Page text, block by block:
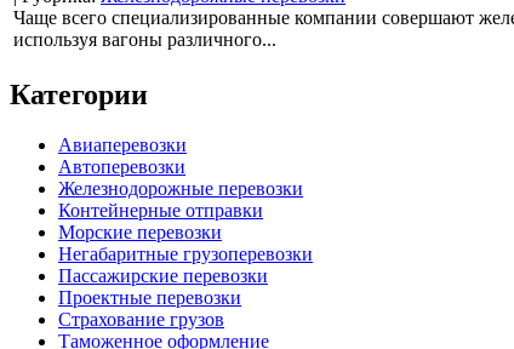
Чаще всего специализированные компании совершают
используя вагоны различного...
Категории
Авиаперевозки
Автоперевозки
Железнодорожные перевозки
Контейнерные отправки
Морские перевозки
Негабаритные грузоперевозки
Пассажирские перевозки
Проектные перевозки
Страхование грузов
Таможенное оформление